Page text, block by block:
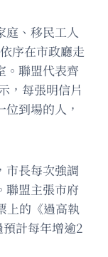
庭、移民工人
序在市政廳走
。聯盟代表齊
，每張明信片
到場的人，
市長每次強調
聯盟主張市府
上的《過高執
計每年增逾2